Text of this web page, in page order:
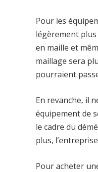
Pour les
légèrement
en maille et
maillage sera
pourraient
En revanche, il
équipement de
le cadre du
plus,
Pour acheter